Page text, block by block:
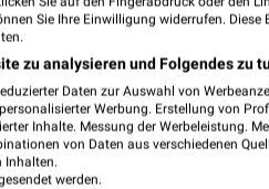
& GUTSCHEINE
Sie Ihre Einwilligung widerrufen. Diese
zu analysieren und Folgendes zu
Daten zur Auswahl von
Werbung. Erstellung von
Inhalte. Messung der Werbeleistung.
von Daten aus verschiedenen
Inhalten.
werden.